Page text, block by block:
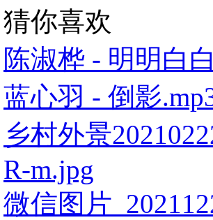
猜你喜欢
陈淑桦 - 明明白
蓝心羽 - 倒影
乡村外景
R-m.jpg
微信图片